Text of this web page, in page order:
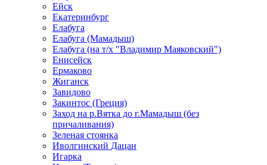
Ейск
Екатеринбург
Елабуга
Елабуга (Мамадыш)
Елабуга (на т/х "Владимир Маяковский")
Енисейск
Ермаково
Жиганск
Завидово
Закинтос (Греция)
Заход на р.Вятка до г.Мамадыш (без
причаливания)
Зеленая стоянка
Иволгинский Дацан
Игарка